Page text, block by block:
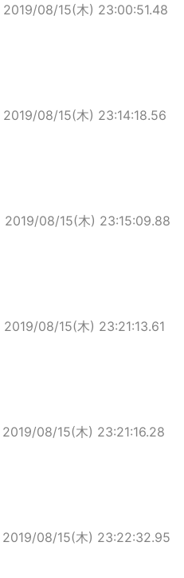
2019/08/15(木) 23:00:51.48
2019/08/15(木) 23:14:18.56
2019/08/15(木) 23:15:09.88
2019/08/15(木) 23:21:13.61
2019/08/15(木) 23:21:16.28
2019/08/15(木) 23:22:32.95